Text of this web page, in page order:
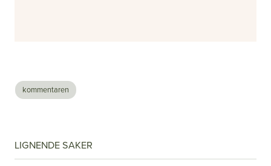
kommentaren
LIGNENDE SAKER